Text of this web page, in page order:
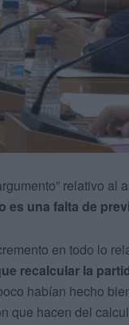
relativo
es una falta de
en todo lo
recalcular la
habían hecho
que hacen del